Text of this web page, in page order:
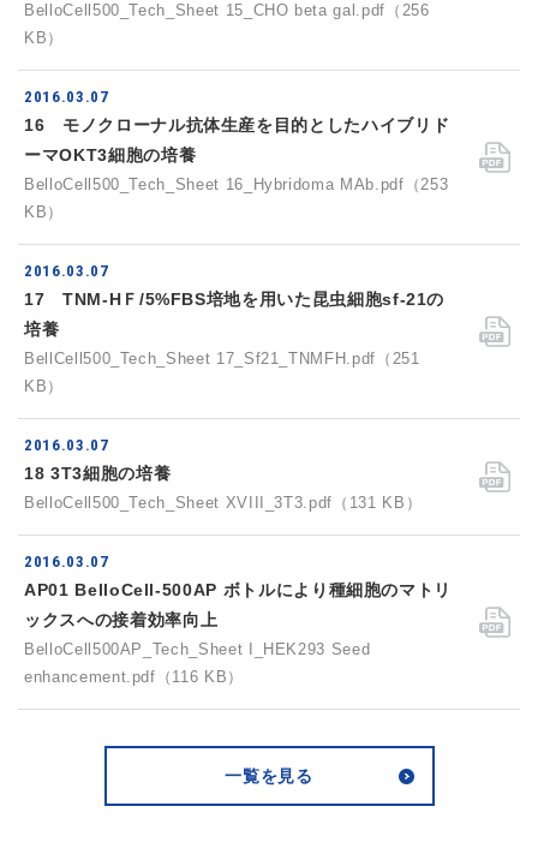
BelloCell500_Tech_Sheet 15_CHO beta gal.pdf（256
KB）
2016.03.07
16 モノクローナル抗体生産を目的としたハイブリド
ーマOKT3細胞の培養
BelloCell500_Tech_Sheet 16_Hybridoma MAb.pdf（253
KB）
2016.03.07
17 TNM-HＦ/5%FBS培地を用いた昆虫細胞sf-21の
培養
BellCell500_Tech_Sheet 17_Sf21_TNMFH.pdf（251
KB）
2016.03.07
18 3T3細胞の培養
BelloCell500_Tech_Sheet XVIII_3T3.pdf（131 KB）
2016.03.07
AP01 BelloCell-500AP ボトルにより種細胞のマトリ
ックスへの接着効率向上
BelloCell500AP_Tech_Sheet I_HEK293 Seed
enhancement.pdf（116 KB）
一覧を見る